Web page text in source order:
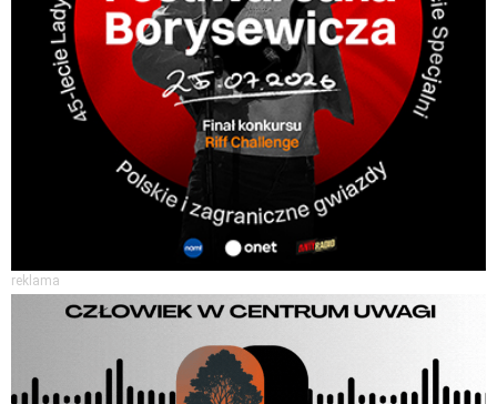
reklama